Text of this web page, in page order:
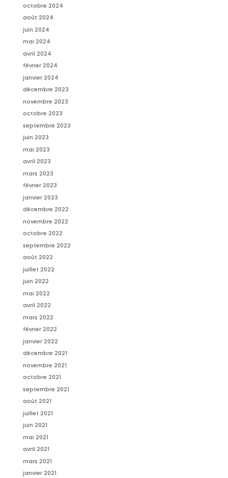
octobre 2024
août 2024
juin 2024
mai 2024
avril 2024
février 2024
janvier 2024
décembre 2023
novembre 2023
octobre 2023
septembre 2023
juin 2023
mai 2023
avril 2023
mars 2023
février 2023
janvier 2023
décembre 2022
novembre 2022
octobre 2022
septembre 2022
août 2022
juillet 2022
juin 2022
mai 2022
avril 2022
mars 2022
février 2022
janvier 2022
décembre 2021
novembre 2021
octobre 2021
septembre 2021
août 2021
juillet 2021
juin 2021
mai 2021
avril 2021
mars 2021
janvier 2021